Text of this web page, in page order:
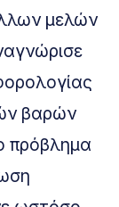
μελών
βαρών
πρόβλημα